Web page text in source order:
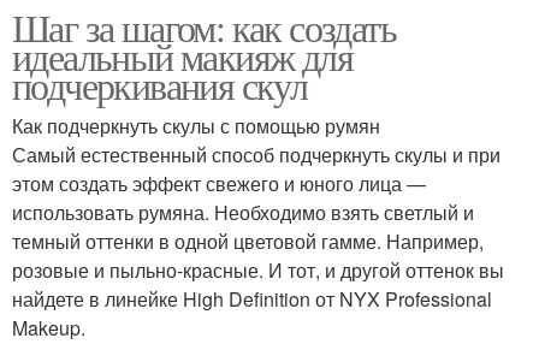
Шаг за шагом: как создать
идеальный макияж для
подчеркивания скул
Как подчеркнуть скулы с помощью румян
Самый естественный способ подчеркнуть скулы и при
этом создать эффект свежего и юного лица —
использовать румяна. Необходимо взять светлый и
темный оттенки в одной цветовой гамме. Например,
розовые и пыльно-красные. И тот, и другой оттенок вы
найдете в линейке High Definition от NYX Professional
Makeup.